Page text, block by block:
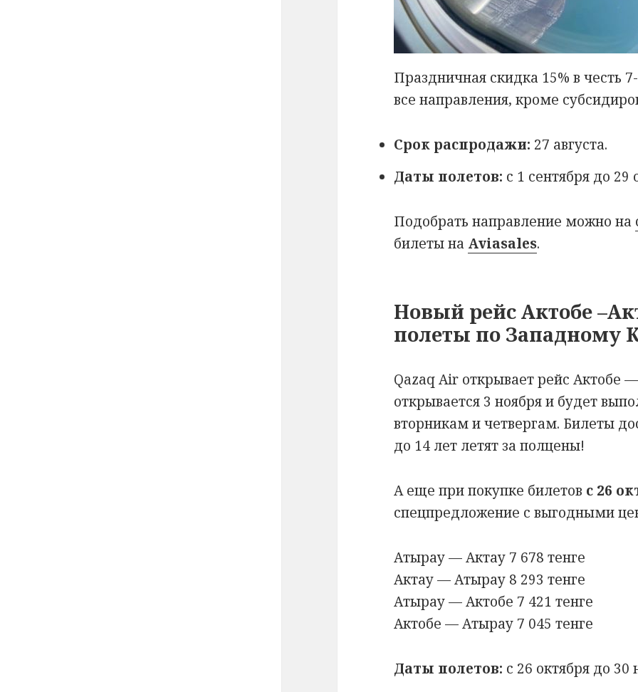
Праздничная скидка 15% в честь
все направления, кроме
Срок распродажи: 27 августа.
Даты полетов: с 1 сентября до 29
Подобрать направление можно на
билеты на Aviasales.
Новый рейс Актобе
полеты по Западному
Qazaq Air открывает рейс Актобе
открывается 3 ноября и будет
вторникам и четвергам. Билеты
до 14 лет летят за полцены!
А еще при покупке билетов с 26
спецпредложение с выгодными
Атырау — Актау 7 678 тенге
Актау — Атырау 8 293 тенге
Атырау — Актобе 7 421 тенге
Актобе — Атырау 7 045 тенге
Даты полетов: с 26 октября до 30